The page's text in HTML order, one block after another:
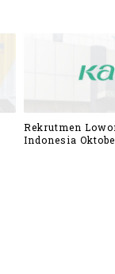
Rekrutmen
Indonesia